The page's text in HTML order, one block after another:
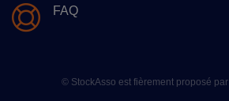
FAQ
© StockAsso est fièrement proposé par